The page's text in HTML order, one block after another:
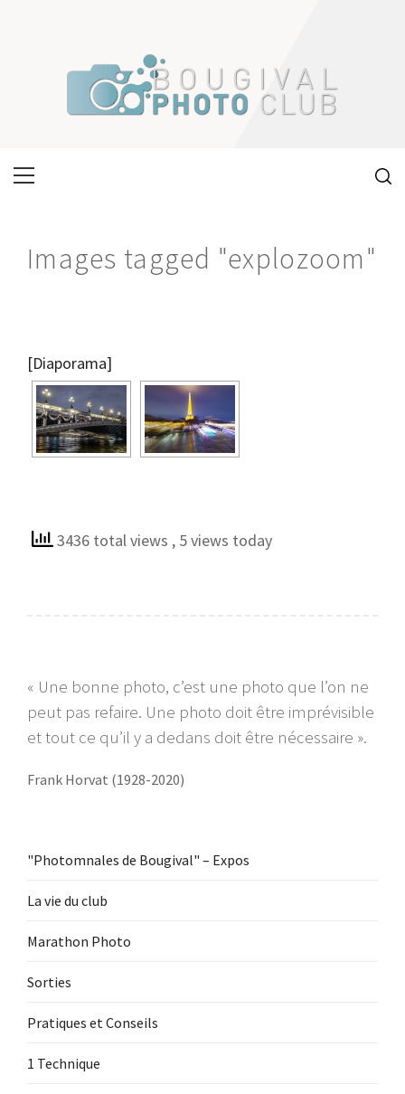
Primary
Images tagged "explozoom"
[Diaporama]
3436 total views , 5 views today
« Une bonne photo, c’est une photo que l’on ne
peut pas refaire. Une photo doit être imprévisible
et tout ce qu’il y a dedans doit être nécessaire ».
Frank Horvat (1928-2020)
"Photomnales de Bougival" – Expos
La vie du club
Marathon Photo
Sorties
Pratiques et Conseils
1 Technique